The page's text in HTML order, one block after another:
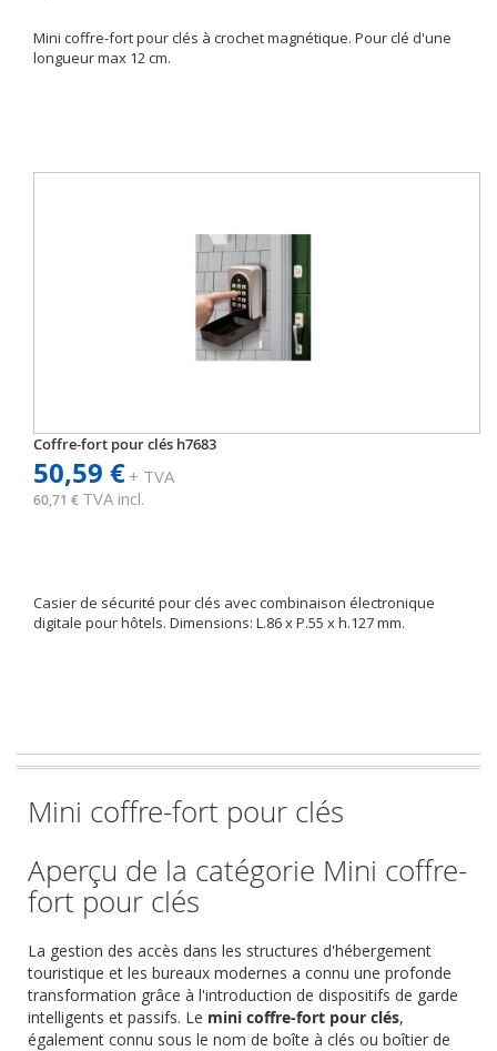
Mini coffre-fort pour clés à crochet magnétique. Pour clé d'une
longueur max 12 cm.
Coffre-fort pour clés h7683
50,59 €+ TVA
60,71 € TVA incl.
Casier de sécurité pour clés avec combinaison électronique
digitale pour hôtels. Dimensions: L.86 x P.55 x h.127 mm.
Mini coffre-fort pour clés
Aperçu de la catégorie Mini coffre-
fort pour clés
La gestion des accès dans les structures d'hébergement
touristique et les bureaux modernes a connu une profonde
transformation grâce à l'introduction de dispositifs de garde
intelligents et passifs. Le mini coffre-fort pour clés,
également connu sous le nom de boîte à clés ou boîtier de